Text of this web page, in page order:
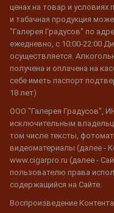
ценах на товар и
и табачная продукция
"Галерея Градусов" по
ежедневно, с 10:00-22:00
осуществляется.
получена и оплачена на
себе иметь паспорт
18 лет)
ООО "Галерея Градусов",
исключительным
том числе тексты,
видеоматериалы (далее -
www.cigarpro.ru (далее -
пользователю права
содержащийся на Сайте.
Воспроизведение